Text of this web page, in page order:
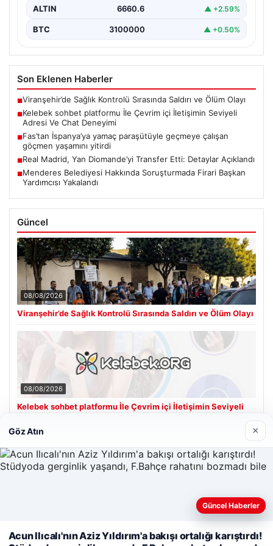
ALTIN 6660.6 ▲ +2.59%
BTC 3100000 ▲ +0.50%
Son Eklenen Haberler
■Viranşehir’de Sağlık Kontrolü Sırasında Saldırı ve Ölüm Olayı
■Kelebek sohbet platformu İle Çevrim içi İletişimin Seviyeli
Adresi Ve Chat Deneyimi
■Fas’tan İspanya’ya yamaç paraşütüyle geçmeye çalışan
göçmen yaşamını yitirdi
■Real Madrid, Yan Diomande’yi Transfer Etti: Detaylar Açıklandı
■Menderes Belediyesi Hakkında Soruşturmada Firari Başkan
Yardımcısı Yakalandı
Güncel
08/08/2026
Viranşehir’de Sağlık Kontrolü Sırasında Saldırı ve Ölüm Olayı
08/08/2026
Kelebek sohbet platformu İle Çevrim içi İletişimin Seviyeli
Son Eklenen Firmalar
deneyiminizi kişiselleştirmek ve geliştirmek amacıyla çerezler
Göz Atın ×
Güncel Haberler
Acun Ilıcalı'nın Aziz Yıldırım'a bakışı ortalığı karıştırdı!